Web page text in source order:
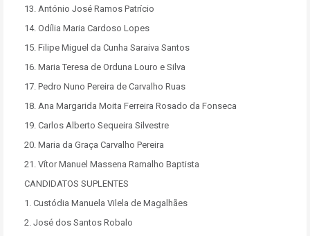
13. António José Ramos Patrício
14. Odília Maria Cardoso Lopes
15. Filipe Miguel da Cunha Saraiva Santos
16. Maria Teresa de Orduna Louro e Silva
17. Pedro Nuno Pereira de Carvalho Ruas
18. Ana Margarida Moita Ferreira Rosado da Fonseca
19. Carlos Alberto Sequeira Silvestre
20. Maria da Graça Carvalho Pereira
21. Vítor Manuel Massena Ramalho Baptista
CANDIDATOS SUPLENTES
1. Custódia Manuela Vilela de Magalhães
2. José dos Santos Robalo